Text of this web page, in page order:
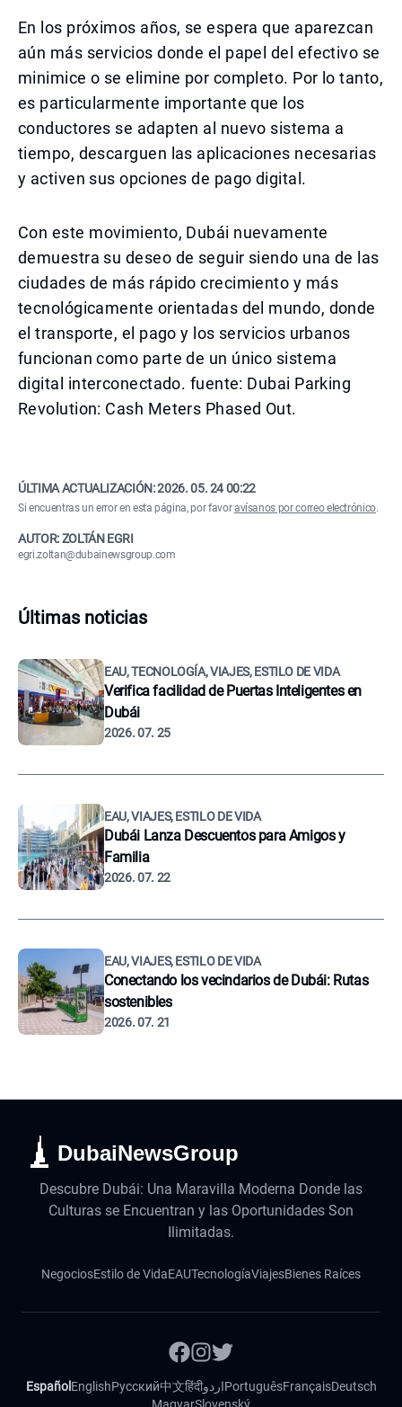
En los próximos años, se espera que aparezcan
aún más servicios donde el papel del efectivo se
minimice o se elimine por completo. Por lo tanto,
es particularmente importante que los
conductores se adapten al nuevo sistema a
tiempo, descarguen las aplicaciones necesarias
y activen sus opciones de pago digital.
Con este movimiento, Dubái nuevamente
demuestra su deseo de seguir siendo una de las
ciudades de más rápido crecimiento y más
tecnológicamente orientadas del mundo, donde
el transporte, el pago y los servicios urbanos
funcionan como parte de un único sistema
digital interconectado. fuente: Dubai Parking
Revolution: Cash Meters Phased Out.
ÚLTIMA ACTUALIZACIÓN:2026. 05. 24 00:22
Si encuentras un error en esta página, por favoravísanos por correo electrónico.
AUTOR: ZOLTÁN EGRI
egri.zoltan@dubainewsgroup.com
Últimas noticias
EAU, TECNOLOGÍA, VIAJES, ESTILO DE VIDA
Verifica facilidad de Puertas Inteligentes en
Dubái
2026. 07. 25
EAU, VIAJES, ESTILO DE VIDA
Dubái Lanza Descuentos para Amigos y
Familia
2026. 07. 22
EAU, VIAJES, ESTILO DE VIDA
Conectando los vecindarios de Dubái: Rutas
sostenibles
2026. 07. 21
DubaiNewsGroup
Descubre Dubái: Una Maravilla Moderna Donde las
Culturas se Encuentran y las Oportunidades Son
Ilimitadas.
NegociosEstilo de VidaEAUTecnologíaViajesBienes Raíces
Español EnglishРусский中文हिंदीاردوPortuguêsFrançaisDeutsch